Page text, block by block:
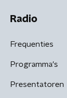
Radio
Frequenties
Programma's
Presentatoren